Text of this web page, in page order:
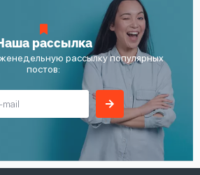
рассылка
рассылку популярных
постов: